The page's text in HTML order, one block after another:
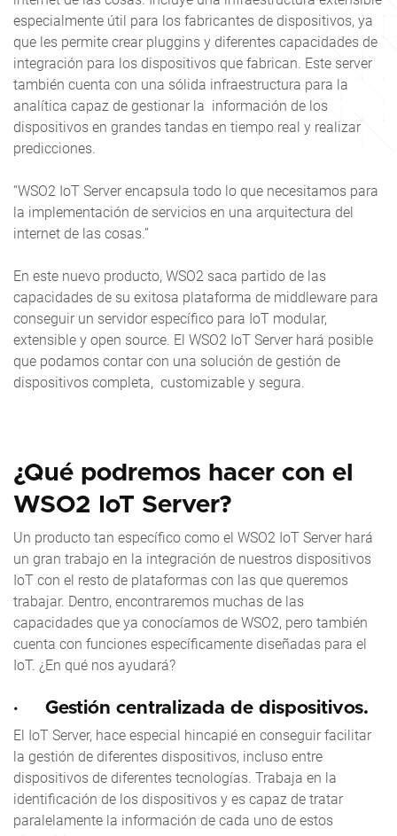
especialmente útil para los fabricantes de dispositivos, ya
que les permite crear pluggins y diferentes capacidades de
integración para los dispositivos que fabrican. Este server
también cuenta con una sólida infraestructura para la
analítica capaz de gestionar la información de los
dispositivos en grandes tandas en tiempo real y realizar
predicciones.
“WSO2 IoT Server encapsula todo lo que necesitamos para
la implementación de servicios en una arquitectura del
internet de las cosas.”
En este nuevo producto, WSO2 saca partido de las
capacidades de su exitosa plataforma de middleware para
conseguir un servidor específico para IoT modular,
extensible y open source. El WSO2 IoT Server hará posible
que podamos contar con una solución de gestión de
dispositivos completa, customizable y segura.
¿Qué podremos hacer con el
WSO2 IoT Server?
Un producto tan específico como el WSO2 IoT Server hará
un gran trabajo en la integración de nuestros dispositivos
IoT con el resto de plataformas con las que queremos
trabajar. Dentro, encontraremos muchas de las
capacidades que ya conocíamos de WSO2, pero también
cuenta con funciones específicamente diseñadas para el
IoT. ¿En qué nos ayudará?
· Gestión centralizada de dispositivos.
El IoT Server, hace especial hincapié en conseguir facilitar
la gestión de diferentes dispositivos, incluso entre
dispositivos de diferentes tecnologías. Trabaja en la
identificación de los dispositivos y es capaz de tratar
paralelamente la información de cada uno de estos